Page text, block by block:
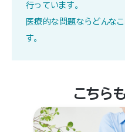
行っています。
医療的な問題ならどんな
す。
こちら